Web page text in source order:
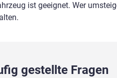
ist geeignet. Wer
gestellte Fragen